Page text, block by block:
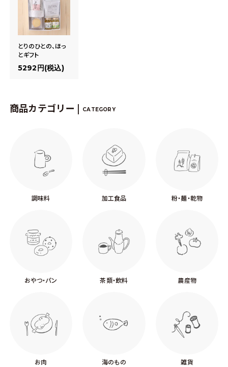
とりのひとの、ほっ
とギフト
5292円(税込)
商品カテゴリー | CATEGORY
調味料 加工食品 粉・麺・乾物
おやつ・パン 茶類・飲料 農産物
お肉 海のもの 雑貨